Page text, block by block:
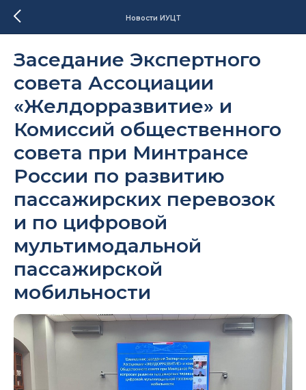
Новости ИУЦТ
Заседание Экспертного
совета Ассоциации
«Желдорразвитие» и
Комиссий общественного
совета при Минтрансе
России по развитию
пассажирских перевозок
и по цифровой
мультимодальной
пассажирской
мобильности